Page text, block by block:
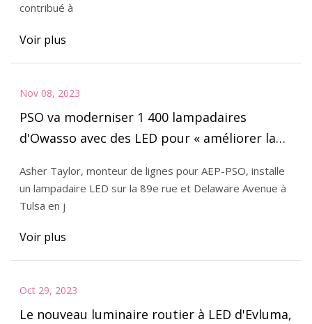
contribué à
Voir plus
Nov 08, 2023
PSO va moderniser 1 400 lampadaires
d'Owasso avec des LED pour « améliorer la
Asher Taylor, monteur de lignes pour AEP-PSO, installe
un lampadaire LED sur la 89e rue et Delaware Avenue à
Tulsa en j
Voir plus
Oct 29, 2023
Le nouveau luminaire routier à LED d'Evluma,